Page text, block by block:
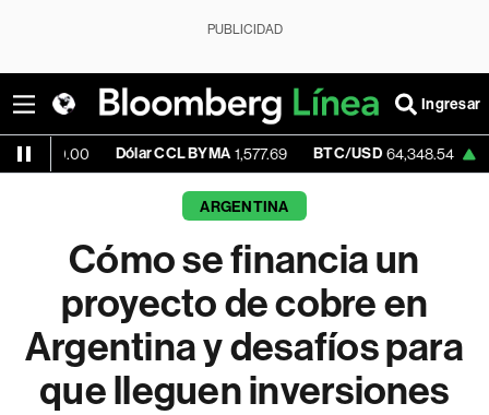
PUBLICIDAD
Ingresar
Dólar CCL BYMA 1,577.69 BTC/USD 64,348.54 +0.08%
ARGENTINA
Cómo se financia un
proyecto de cobre en
Argentina y desafíos para
que lleguen inversiones